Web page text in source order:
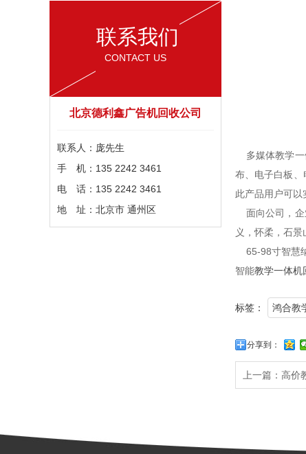
联系我们
CONTACT US
北京德利鑫广告机回收公司
联系人：庞先生
手 机：135 2242 3461
电 话：135 2242 3461
地 址：北京市 通州区
多媒体教学一
布、电子白板
此产品用户可以
面向公司，企
义，怀柔，石
65-98寸智慧
智能教学一体机
标签： 鸿合教
分享到：
上一篇： 高价